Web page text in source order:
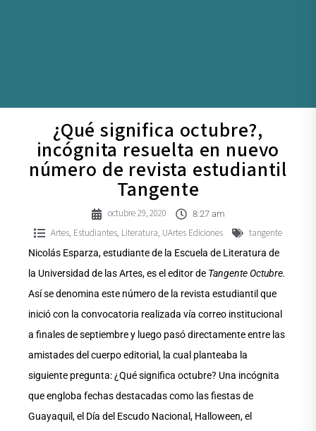
¿Qué significa octubre?,
incógnita resuelta en nuevo
número de revista estudiantil
Tangente
octubre 29, 2020 8:27 am
Artes, Estudiantes, Literatura, UArtes Ediciones tangente
Nicolás Esparza, estudiante de la Escuela de Literatura de
la Universidad de las Artes, es el editor de Tangente Octubre.
Así se denomina este número de la revista estudiantil que
inició con la convocatoria realizada vía correo institucional
a finales de septiembre y luego pasó directamente entre las
amistades del cuerpo editorial, la cual planteaba la
siguiente pregunta: ¿Qué significa octubre? Una incógnita
que engloba fechas destacadas como las fiestas de
Guayaquil, el Día del Escudo Nacional, Halloween, el